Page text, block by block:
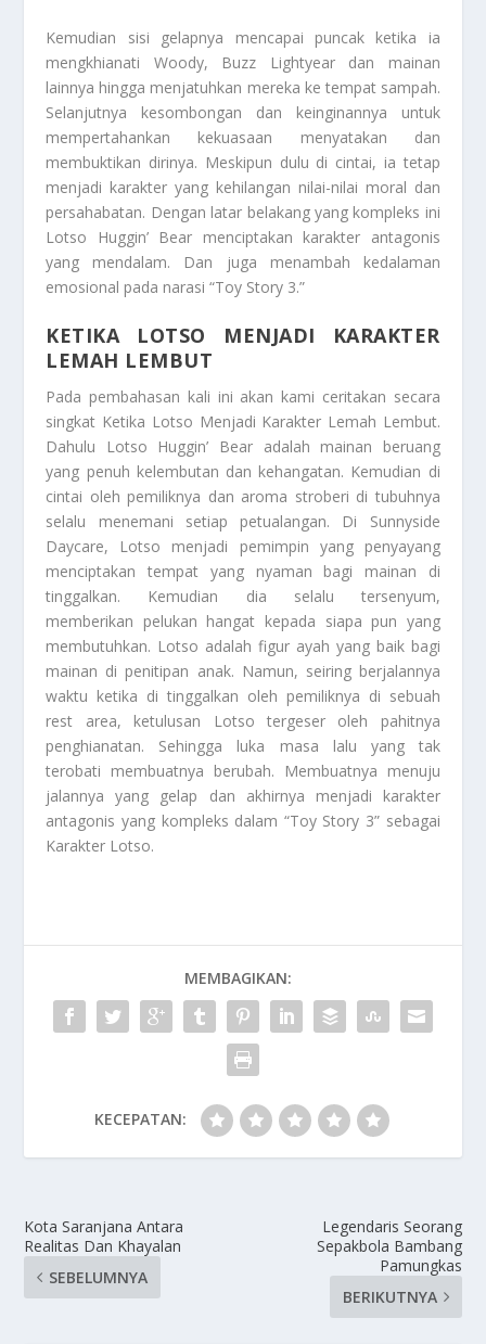
Kemudian sisi gelapnya mencapai puncak ketika ia
mengkhianati Woody, Buzz Lightyear dan mainan
lainnya hingga menjatuhkan mereka ke tempat sampah.
Selanjutnya kesombongan dan keinginannya untuk
mempertahankan kekuasaan menyatakan dan
membuktikan dirinya. Meskipun dulu di cintai, ia tetap
menjadi karakter yang kehilangan nilai-nilai moral dan
persahabatan. Dengan latar belakang yang kompleks ini
Lotso Huggin’ Bear menciptakan karakter antagonis
yang mendalam. Dan juga menambah kedalaman
emosional pada narasi “Toy Story 3.”
KETIKA LOTSO MENJADI KARAKTER
LEMAH LEMBUT
Pada pembahasan kali ini akan kami ceritakan secara
singkat Ketika Lotso Menjadi Karakter Lemah Lembut.
Dahulu Lotso Huggin’ Bear adalah mainan beruang
yang penuh kelembutan dan kehangatan. Kemudian di
cintai oleh pemiliknya dan aroma stroberi di tubuhnya
selalu menemani setiap petualangan. Di Sunnyside
Daycare, Lotso menjadi pemimpin yang penyayang
menciptakan tempat yang nyaman bagi mainan di
tinggalkan. Kemudian dia selalu tersenyum,
memberikan pelukan hangat kepada siapa pun yang
membutuhkan. Lotso adalah figur ayah yang baik bagi
mainan di penitipan anak. Namun, seiring berjalannya
waktu ketika di tinggalkan oleh pemiliknya di sebuah
rest area, ketulusan Lotso tergeser oleh pahitnya
penghianatan. Sehingga luka masa lalu yang tak
terobati membuatnya berubah. Membuatnya menuju
jalannya yang gelap dan akhirnya menjadi karakter
antagonis yang kompleks dalam “Toy Story 3” sebagai
Karakter Lotso.
MEMBAGIKAN:
KECEPATAN:
Kota Saranjana Antara
Realitas Dan Khayalan
SEBELUMNYA
Legendaris Seorang
Sepakbola Bambang
Pamungkas
BERIKUTNYA